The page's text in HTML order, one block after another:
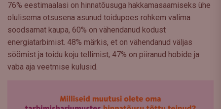
76% eestimaalasi on hinnatõusuga hakkamasaamiseks ühe
olulisema otsusena asunud toidupoes rohkem valima
soodsamat kaupa, 60% on vähendanud kodust
energiatarbimist. 48% märkis, et on vähendanud väljas
söömist ja toidu koju tellimist, 47% on piiranud hobide ja
vaba aja veetmise kulusid.